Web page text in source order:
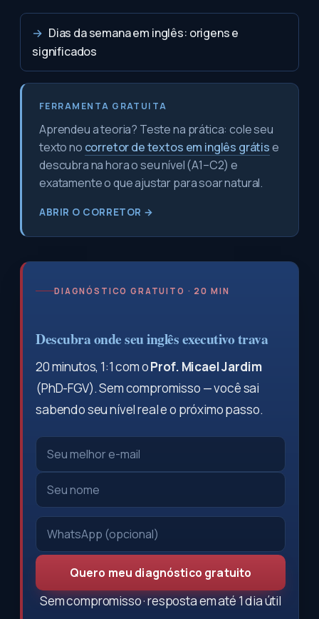
→ Dias da semana em inglês: origens e
significados
FERRAMENTA GRATUITA
Aprendeu a teoria? Teste na prática: cole seu
texto no corretor de textos em inglês grátise
descubra na hora o seu nível (A1–C2) e
exatamente o que ajustar para soar natural.
ABRIR O CORRETOR →
DIAGNÓSTICO GRATUITO · 20 MIN
Descubra onde seu inglês executivo trava
20 minutos, 1:1 com oProf. Micael Jardim
(PhD-FGV). Sem compromisso — você sai
sabendo seu nível real e o próximo passo.
Quero meu diagnóstico gratuito
Sem compromisso · resposta em até 1 dia útil